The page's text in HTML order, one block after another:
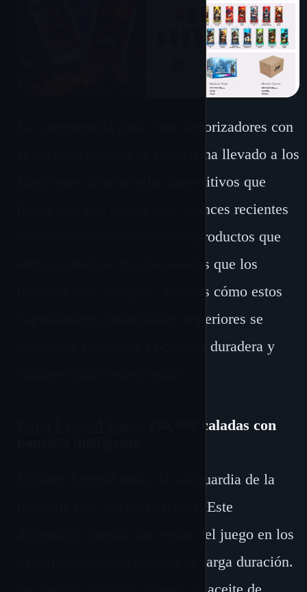
La competencia para crear vaporizadores con
el máximo número de caladas ha llevado a los
fabricantes a desarrollar dispositivos que
duran más que nunca. Los avances recientes
han creado una nueva ola de productos que
ofrecen muchas más bocanadas que los
modelos más antiguos. Veamos cómo estos
vaporizadores desechables superiores se
combinan en cuanto a potencia duradera y
: 150.000 caladas con
El Bang Legend está a la vanguardia de la
industria con 150.000 caladas. Este
dispositivo cambia las reglas del juego en los
vaporizadores desechables de larga duración.